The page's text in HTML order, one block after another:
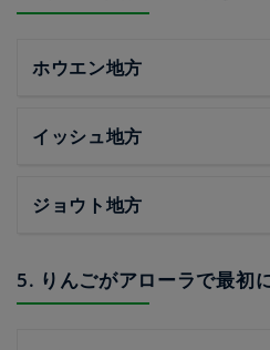
ホウエン地方
イッシュ地方
ジョウト地方
5. りんごがアローラで最初